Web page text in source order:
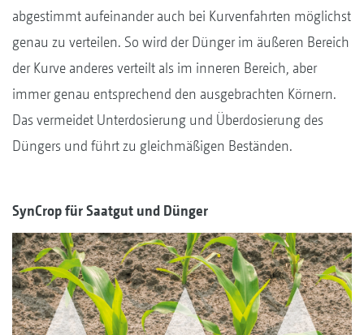
abgestimmt aufeinander auch bei Kurvenfahrten möglichst
genau zu verteilen. So wird der Dünger im äußeren Bereich
der Kurve anderes verteilt als im inneren Bereich, aber
immer genau entsprechend den ausgebrachten Körnern.
Das vermeidet Unterdosierung und Überdosierung des
Düngers und führt zu gleichmäßigen Beständen.
SynCrop für Saatgut und Dünger